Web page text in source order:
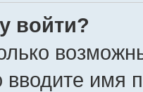
войти?
вводите имя